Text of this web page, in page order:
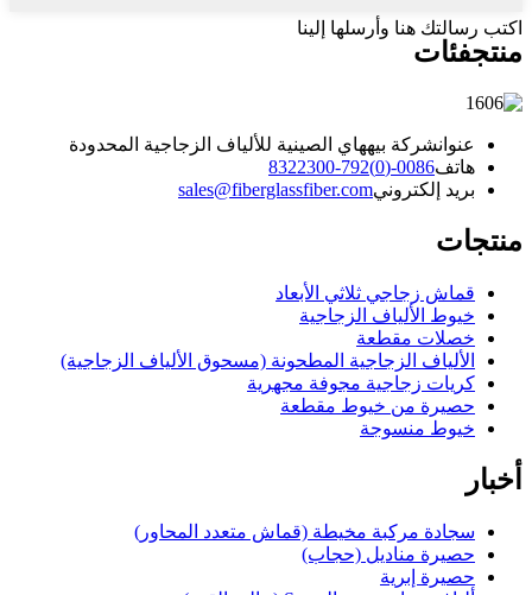
اكتب رسالتك هنا وأرسلها إلينا
منتجفئات
عنوانشركة بيههاي الصينية للألياف الزجاجية المحدودة
هاتف0086-(0)792-8322300
بريد إلكترونيsales@fiberglassfiber.com
منتجات
قماش زجاجي ثلاثي الأبعاد
خيوط الألياف الزجاجية
خصلات مقطعة
الألياف الزجاجية المطحونة (مسحوق الألياف الزجاجية)
كريات زجاجية مجوفة مجهرية
حصيرة من خيوط مقطعة
خيوط منسوجة
أخبار
سجادة مركبة مخيطة (قماش متعدد المحاور)
حصيرة مناديل (حجاب)
حصيرة إبرية